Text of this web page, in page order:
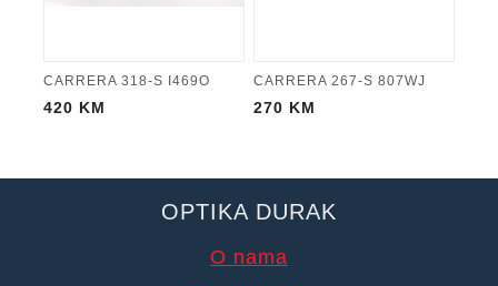
CARRERA 318-S I469O
420 KM
CARRERA 267-S 807WJ
270 KM
OPTIKA DURAK
O nama